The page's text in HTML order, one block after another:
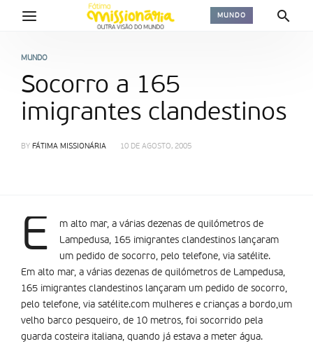
MUNDO
MUNDO
Socorro a 165
imigrantes clandestinos
BY FÁTIMA MISSIONÁRIA 10 DE AGOSTO, 2005
E
m alto mar, a várias dezenas de quilómetros de
Lampedusa, 165 imigrantes clandestinos lançaram
um pedido de socorro, pelo telefone, via satélite.
Em alto mar, a várias dezenas de quilómetros de Lampedusa,
165 imigrantes clandestinos lançaram um pedido de socorro,
pelo telefone, via satélite.com mulheres e crianças a bordo,um
velho barco pesqueiro, de 10 metros, foi socorrido pela
guarda costeira italiana, quando já estava a meter água.